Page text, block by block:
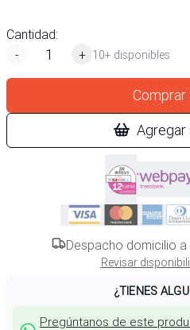
Cantidad:
-
+ 10+ disponibles
Comprar
Agregar
Despacho domicilio a
Revisar
¿TIENES
Pregúntanos de este